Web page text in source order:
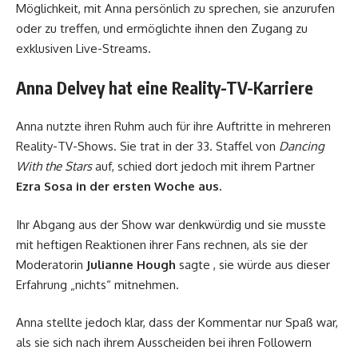
Möglichkeit, mit Anna persönlich zu sprechen, sie anzurufen
oder zu treffen, und ermöglichte ihnen den Zugang zu
exklusiven Live-Streams.
Anna Delvey hat eine Reality-TV-Karriere
Anna nutzte ihren Ruhm auch für ihre Auftritte in mehreren
Reality-TV-Shows. Sie trat in der 33. Staffel von Dancing
With the Starsauf, schied dort jedoch mit ihrem Partner
Ezra Sosa in der ersten Woche aus.
Ihr Abgang aus der Show war denkwürdig und sie musste
mit heftigen Reaktionen ihrer Fans rechnen, als sie der
Moderatorin Julianne Hough sagte , sie würde aus dieser
Erfahrung „nichts“ mitnehmen.
Anna stellte jedoch klar, dass der Kommentar nur Spaß war,
als sie sich nach ihrem Ausscheiden bei ihren Followern